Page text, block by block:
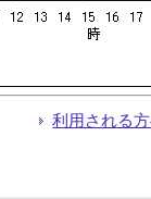
利用される